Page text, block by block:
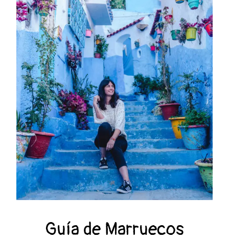
Guía de Marruecos